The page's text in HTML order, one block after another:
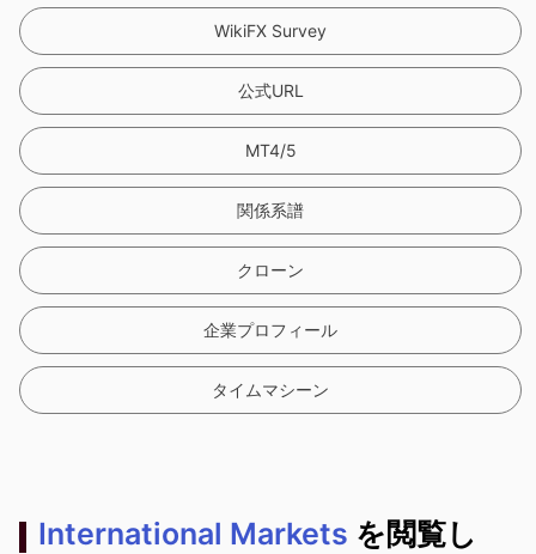
WikiFX Survey
公式URL
MT4/5
関係系譜
クローン
企業プロフィール
タイムマシーン
International Markets を閲覧し